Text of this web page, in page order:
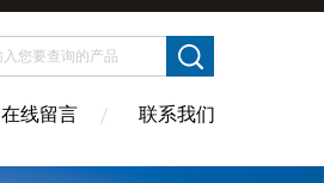
在线留言 联系我们